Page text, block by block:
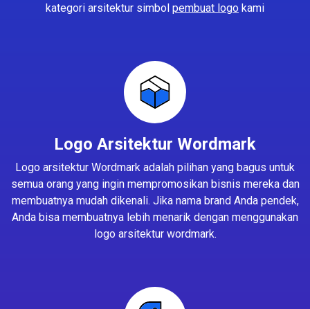
kategori arsitektur simbol pembuat logo kami
Logo Arsitektur Wordmark
Logo arsitektur Wordmark adalah pilihan yang bagus untuk
semua orang yang ingin mempromosikan bisnis mereka dan
membuatnya mudah dikenali. Jika nama brand Anda pendek,
Anda bisa membuatnya lebih menarik dengan menggunakan
logo arsitektur wordmark.